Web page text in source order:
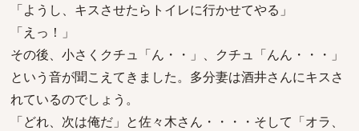
「ようし、キスさせたらトイレに行かせてやる」
「えっ！」
その後、小さくクチュ「ん・・」、クチュ「んん・・・」
という音が聞こえてきました。多分妻は酒井さんにキスさ
れているのでしょう。
「どれ、次は俺だ」と佐々木さん・・・・そして「オラ、